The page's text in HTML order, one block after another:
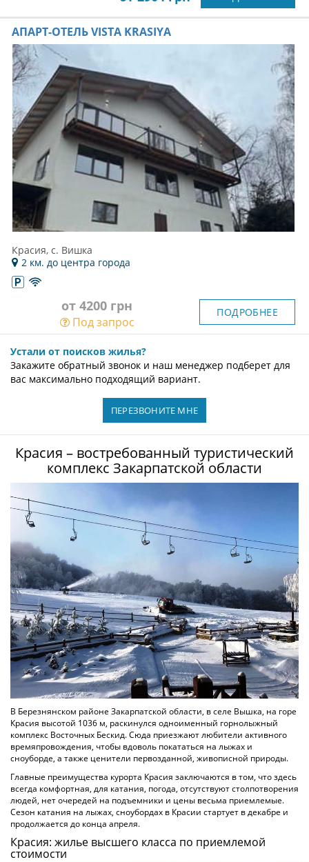
АПАРТ-ОТЕЛЬ VISTA KRASIYA
Красия, с. Вишка
2 км. до центра города
от 4200 грн
Под запрос
ПОДРОБНЕЕ
Устали от поисков жилья?
Закажите обратный звонок и наш менеджер подберет для
вас максимально подходящий вариант.
ПЕРЕЗВОНИТЕ МНЕ
Красия – востребованный туристический
комплекс Закарпатской области
В Березнянском районе Закарпатской области, в селе Вышка, на горе
Красия высотой 1036 м, раскинулся одноименный горнолыжный
комплекс Восточных Бескид. Сюда приезжают любители активного
времяпровождения, чтобы вдоволь покататься на лыжах и
сноуборде, а также ценители первозданной, живописной природы.
Главные преимущества курорта Красия заключаются в том, что здесь
всегда комфортная, для катания, погода, отсутствуют столпотворения
людей, нет очередей на подъемники и цены весьма приемлемые.
Сезон катания на лыжах, сноубордах в Красии стартует в декабре и
продолжается до конца апреля.
Красия: жилье высшего класса по приемлемой
стоимости